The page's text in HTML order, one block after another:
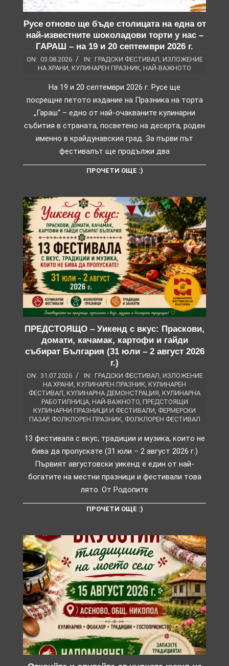
Русе отново ще бъде столицата на една от
най-известните шоколадови торти у нас –
ГАРАШ – на 19 и 20 септември 2026 г.
ON: 03.08.2026 IN: ГРАДСКИ ФЕСТИВАЛ, ИЗЛОЖЕНИЕ
НА ХРАНИ, КУЛИНАРЕН ПРАЗНИК, НАЙ-ВАЖНОТО
На 19 и 20 септември 2026 г. Русе ще
посрещне петото издание на Празника на торта
„Гараш“ – едно от най-очакваните кулинарни
събития в страната, посветено на десерта, роден
именно в крайдунавския град. За първи път
фестивалът ще продължи два
ПРОЧЕТИ ОЩЕ :)
ПРЕДСТОЯЩО – Уикенд с вкус: Праскови,
домати, качамак, картофи и гайди
събират България (31 юли – 2 август 2026
г.)
ON: 31.07.2026 IN: ГРАДСКИ ФЕСТИВАЛ ИЗЛОЖЕНИЕ
НА ХРАНИ КУЛИНАРЕН ПРАЗНИК КУЛИНАРЕН
ФЕСТИВАЛ КУЛИНАРНА ДЕМОНСТРАЦИЯ КУЛИНАРНА
РАБОТИЛНИЦА, НАЙ-ВАЖНОТО, ПРЕДСТОЯЩИ
КУЛИНАРНИ ПРАЗНИЦИ И ФЕСТИВАЛИ ФЕРМЕРСКИ
ПАЗАР, ФОЛКЛОРЕН ПРАЗНИК, ФОЛКЛОРЕН ФЕСТИВАЛ
13 фестивала с вкус, традиции и музика, които не
бива да пропускате (31 юли – 2 август 2026 г.)
Първият августовски уикенд е един от най-
богатите на местни празници и фестивали това
лято. От Родопите
ПРОЧЕТИ ОЩЕ :)